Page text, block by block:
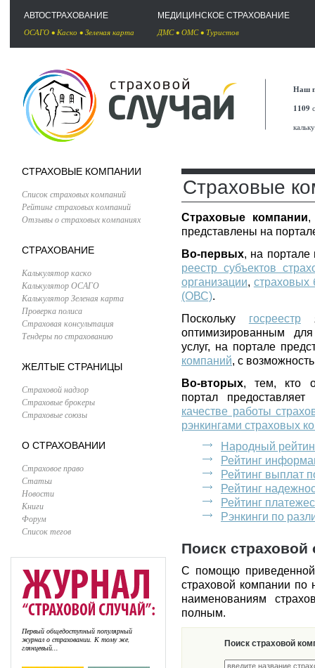
АВТОСТРАХОВАНИЕ
ОСАГО • Каско • Зеленая карта
МЕДИЦИНСКОЕ СТРАХОВАНИЕ
ДМС• ОМС• Туристов
Наш
1109
СТРАХОВЫЕ КОМПАНИИ
Список страховых компаний
Рейтинг страховых компаний
Отзывы о страховых компаниях
СТРАХОВАНИЕ
Калькулятор каско
Калькулятор ОСАГО
Калькулятор Зеленая карта
Проверка полиса
Страховая консультация
Тендеры по страхованию
ЖЕЛТЫЕ СТРАНИЦЫ
Страховой надзор
Страховые брокеры
Страховые союзы
О СТРАХОВАНИИ
Страховое право
Статьи
Новости
Книги
Форум
Список тегов
Первый общедоступный популярный
журнал о страховании. К тому же,
глянцевый...
Страховые
Страховые компании,
представлены на
Во-первых, на
реестр субъектов
организации, страховых
(ОВС).
Поскольку госреестр
оптимизированным
услуг, на портале
компаний, с
Во-вторых, тем, кто
портал
качестве работы
рэнкингами страховых
Народный
Рейтинг
Рейтинг выплат
Рейтинг
Рейтинг
Рэнкинги по
Поиск страховой
С помощю
страховой компании по
наименованиям
полным.
Поиск страховой